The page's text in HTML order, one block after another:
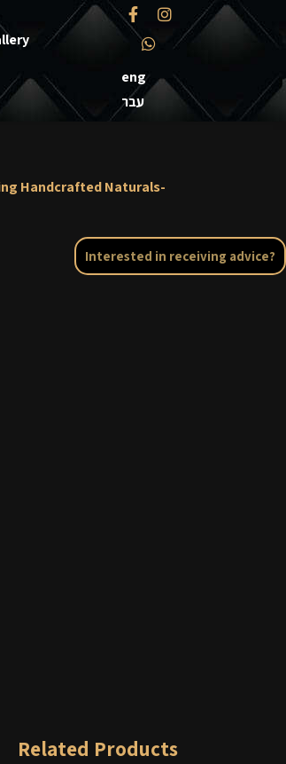
eng
עבר
Handcrafted Naturals-
Related Products
Interested in receiving advice?